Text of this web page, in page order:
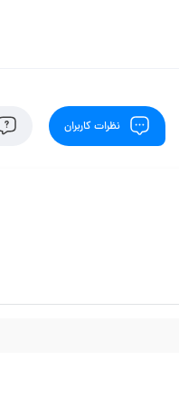
نظرات کاربران